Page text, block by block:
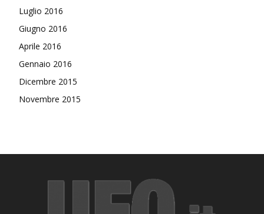
Luglio 2016
Giugno 2016
Aprile 2016
Gennaio 2016
Dicembre 2015
Novembre 2015